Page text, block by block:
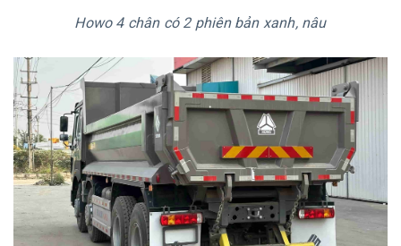
Howo 4 chân có 2 phiên bản xanh, nâu